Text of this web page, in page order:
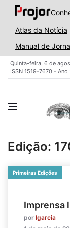
Atlas da Notícia
Manual de
Quinta-feira, 6 de
ISSN 1519-7670 -
Edição:
Primeiras Edições
Imprensa
por lgarcia